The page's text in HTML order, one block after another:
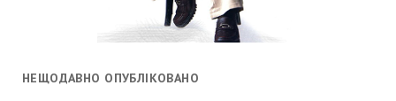
НЕЩОДАВНО ОПУБЛІКОВАНО